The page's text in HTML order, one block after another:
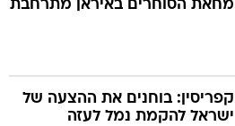
מחאת הסוחרים באיראן מתרחבת
קפריסין: בוחנים את ההצעה של
ישראל להקמת נמל לעזה